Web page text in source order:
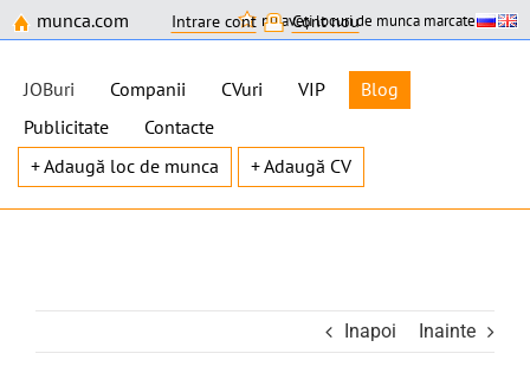
munca.com Intrare cont Cont nou
nu aveți locuri de munca marcate
JOBuri Companii CVuri VIP
Blog
Publicitate
Contacte
+ Adaugă loc de munca
+ Adaugă CV
content
Inapoi Inainte